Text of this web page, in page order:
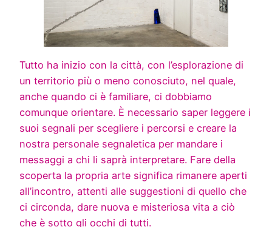
Tutto ha inizio con la città, con l’esplorazione di
un territorio più o meno conosciuto, nel quale,
anche quando ci è familiare, ci dobbiamo
comunque orientare. È necessario saper leggere i
suoi segnali per scegliere i percorsi e creare la
nostra personale segnaletica per mandare i
messaggi a chi li saprà interpretare. Fare della
scoperta la propria arte significa rimanere aperti
all’incontro, attenti alle suggestioni di quello che
ci circonda, dare nuova e misteriosa vita a ciò
che è sotto gli occhi di tutti.